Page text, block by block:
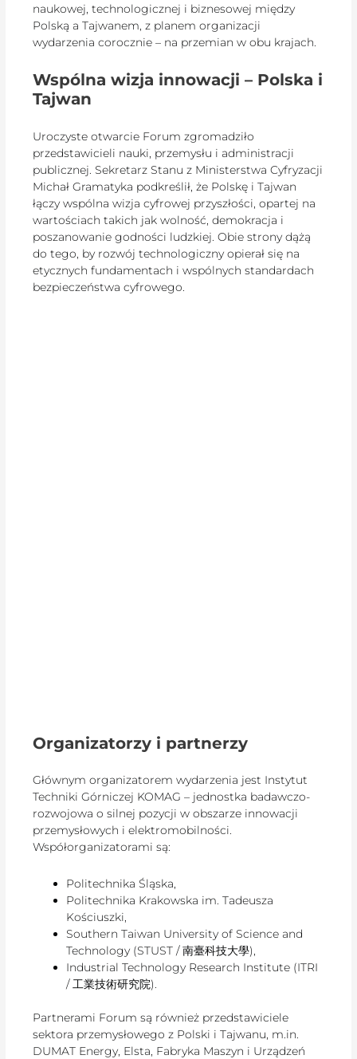
naukowej, technologicznej i biznesowej między
Polską a Tajwanem, z planem organizacji
wydarzenia corocznie – na przemian w obu krajach.
Wspólna wizja innowacji – Polska i
Tajwan
Uroczyste otwarcie Forum zgromadziło
przedstawicieli nauki, przemysłu i administracji
publicznej. Sekretarz Stanu z Ministerstwa Cyfryzacji
Michał Gramatyka podkreślił, że Polskę i Tajwan
łączy wspólna wizja cyfrowej przyszłości, opartej na
wartościach takich jak wolność, demokracja i
poszanowanie godności ludzkiej. Obie strony dążą
do tego, by rozwój technologiczny opierał się na
etycznych fundamentach i wspólnych standardach
bezpieczeństwa cyfrowego.
Organizatorzy i partnerzy
Głównym organizatorem wydarzenia jest Instytut
Techniki Górniczej KOMAG – jednostka badawczo-
rozwojowa o silnej pozycji w obszarze innowacji
przemysłowych i elektromobilności.
Współorganizatorami są:
Politechnika Śląska,
Politechnika Krakowska im. Tadeusza
Kościuszki,
Southern Taiwan University of Science and
Technology (STUST / 南臺科技大學),
Industrial Technology Research Institute (ITRI
/ 工業技術研究院).
Partnerami Forum są również przedstawiciele
sektora przemysłowego z Polski i Tajwanu, m.in.
DUMAT Energy, Elsta, Fabryka Maszyn i Urządzeń